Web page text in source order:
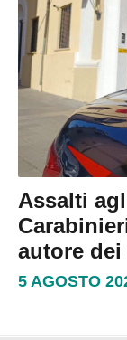
Assalti
autore
5 AGOSTO